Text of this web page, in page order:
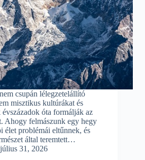
csupán lélegzetelállító
misztikus kultúrákat és
óta formálják az
Ahogy felmászunk egy hegy
élet problémái eltűnnek, és
által teremtett…
július 31, 2026